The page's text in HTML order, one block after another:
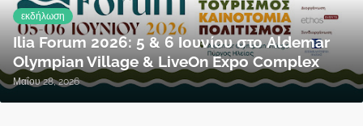
εκδήλωση
Ilia Forum 2026: 5 & 6 Ιουνίου στο Aldemar
Olympian Village & LiveOn Expo Complex
Μαΐου 28, 2026